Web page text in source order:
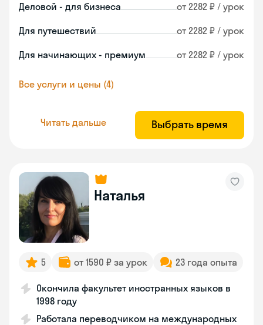
Деловой - для бизнеса от 2282 ₽ / урок
Для путешествий от 2282 ₽ / урок
Для начинающих - премиум от 2282 ₽ / урок
Все услуги и цены (4)
Читать дальше Выбрать время
Наталья
5 от 1590 ₽ за урок 23 года опыта
Окончила факультет иностранных языков в
1998 году
Работала переводчиком на международных